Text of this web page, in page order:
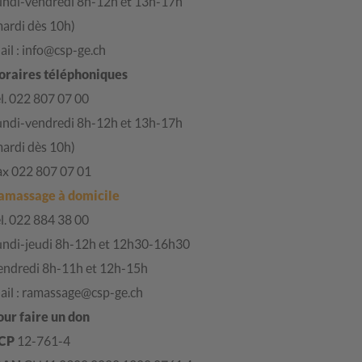
dès 10h)
: info@csp-ge.ch
téléphoniques
022 807 07 00
vendredi 8h-12h et 13h-17h
dès 10h)
022 807 07 01
à domicile
022 884 38 00
jeudi 8h-12h et 12h30-16h30
8h-11h et 12h-15h
: ramassage@csp-ge.ch
faire un don
12-761-4